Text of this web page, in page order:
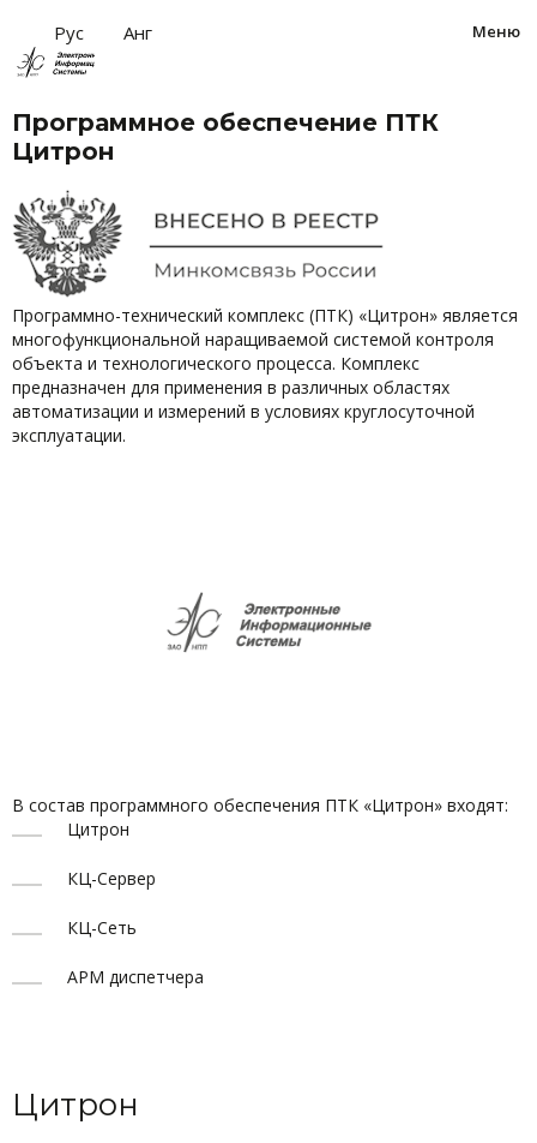
Меню
Рус Анг
Программное обеспечение ПТК
Цитрон
Программно-технический комплекс (ПТК) «Цитрон» является
многофункциональной наращиваемой системой контроля
объекта и технологического процесса. Комплекс
предназначен для применения в различных областях
автоматизации и измерений в условиях круглосуточной
эксплуатации.
В состав программного обеспечения ПТК «Цитрон» входят:
Цитрон
КЦ-Сервер
КЦ-Сеть
АРМ диспетчера
Цитрон